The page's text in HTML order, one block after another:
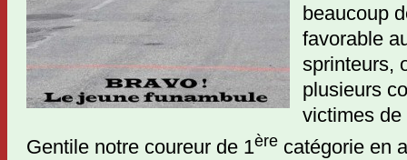
beaucoup
favorable
sprinteurs,
plusieurs
victimes
Gentile notre coureur de 1ère catégorie en